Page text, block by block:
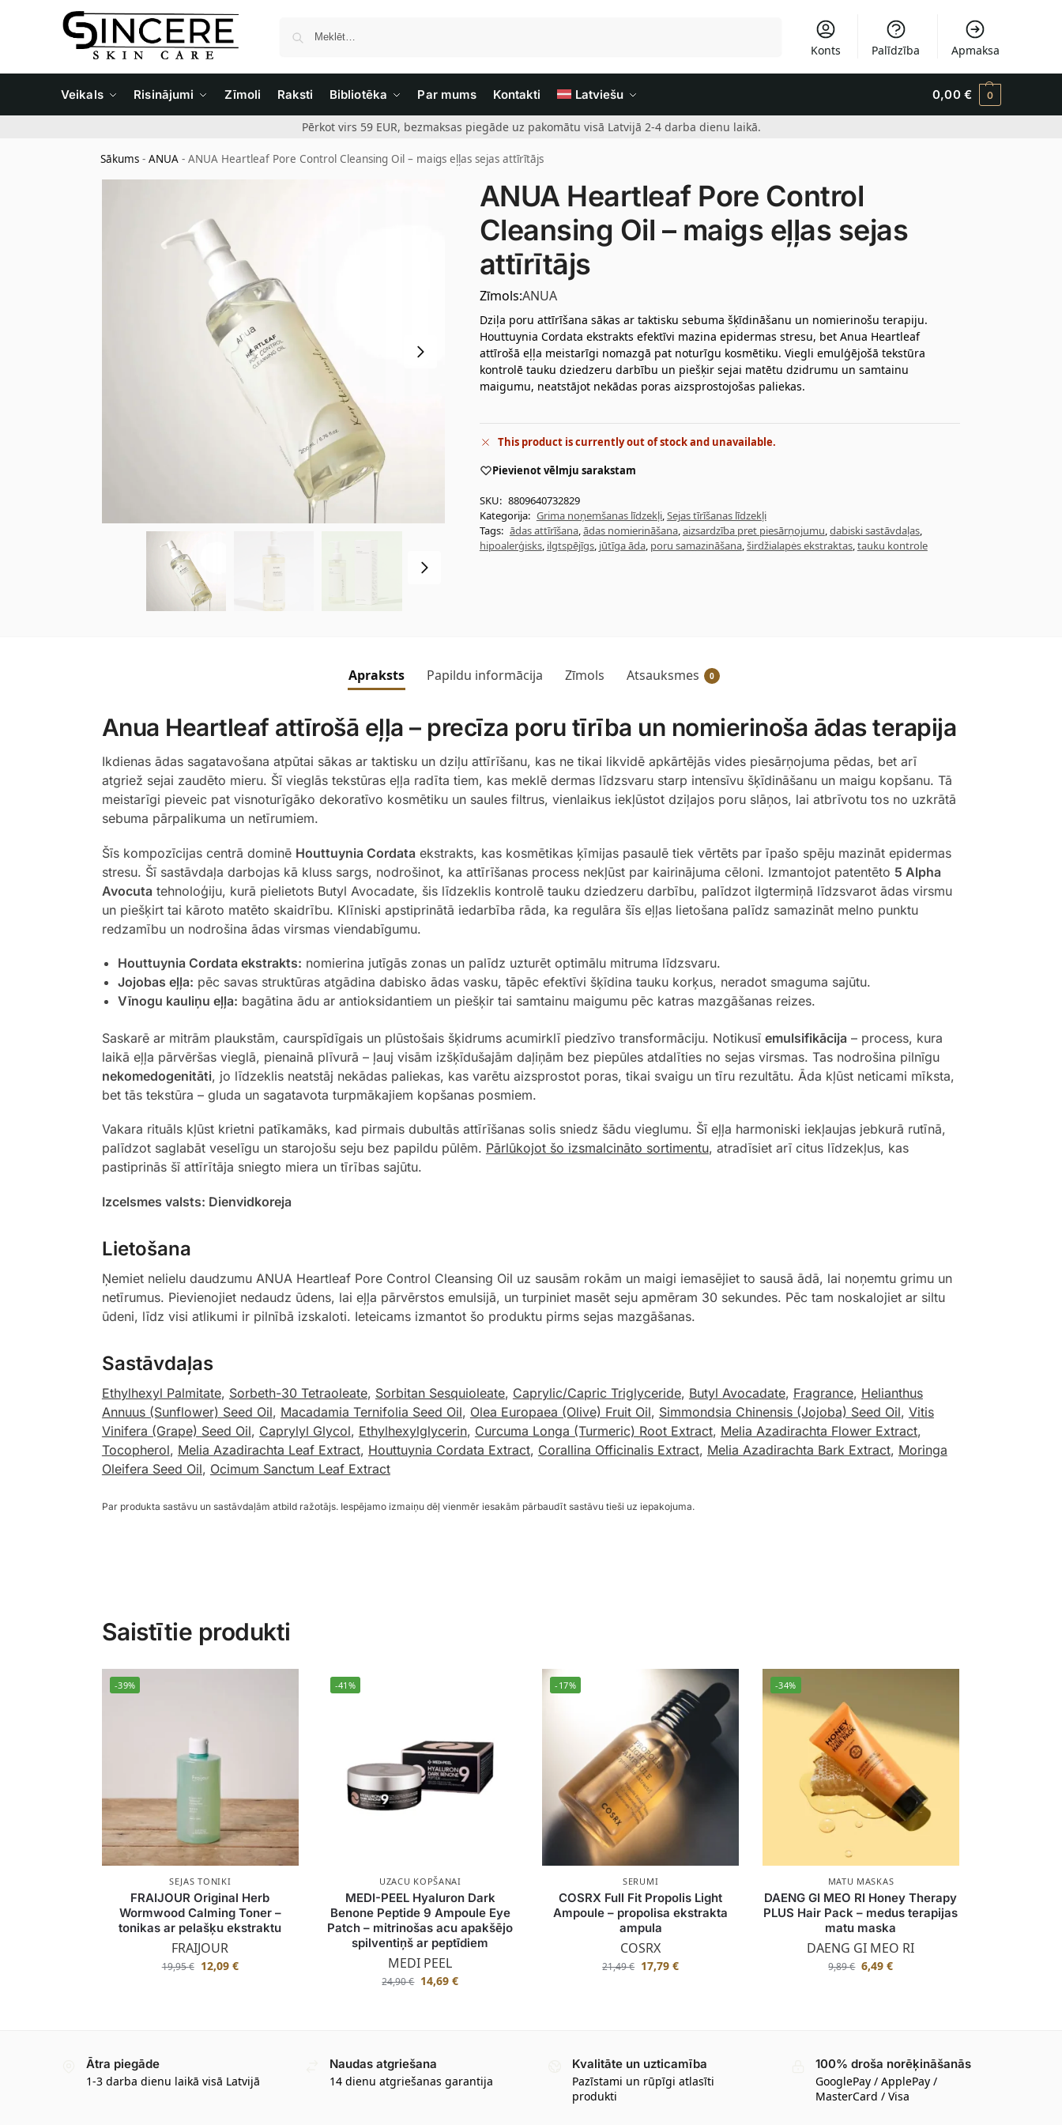
Konts Palīdzība Apmaksa
Veikals Risinājumi Zīmoli Raksti Bibliotēka Par mums Kontakti Latviešu 0,00 € 0
Pērkot virs 59 EUR, bezmaksas piegāde uz pakomātu visā Latvijā 2-4 darba dienu laikā.
Sākums -ANUA -ANUA Heartleaf Pore Control Cleansing Oil – maigs eļļas sejas attīrītājs
ANUA Heartleaf Pore Control
Cleansing Oil – maigs eļļas sejas
attīrītājs
Zīmols:ANUA
Dziļa poru attīrīšana sākas ar taktisku sebuma šķīdināšanu un nomierinošu terapiju.
Houttuynia Cordata ekstrakts efektīvi mazina epidermas stresu, bet Anua Heartleaf
attīrošā eļļa meistarīgi nomazgā pat noturīgu kosmētiku. Viegli emulģējošā tekstūra
kontrolē tauku dziedzeru darbību un piešķir sejai matētu dzidrumu un samtainu
maigumu, neatstājot nekādas poras aizsprostojošas paliekas.
This product is currently out of stock and unavailable.
Pievienot vēlmju sarakstam
SKU: 8809640732829
Kategorija: Grima noņemšanas līdzekļi,Sejas tīrīšanas līdzekļi
Tags: ādas attīrīšana,ādas nomierināšana,aizsardzība pret piesārņojumu,dabiski sastāvdaļas,
hipoalerģisks, ilgtspējīgs, jūtīga āda, poru samazināšana,širdžialapės ekstraktas,tauku kontrole
Apraksts Papildu informācija Zīmols Atsauksmes 0
Anua Heartleaf attīrošā eļļa – precīza poru tīrība un nomierinoša ādas terapija
Ikdienas ādas sagatavošana atpūtai sākas ar taktisku un dziļu attīrīšanu, kas ne tikai likvidē apkārtējās vides piesārņojuma pēdas, bet arī
atgriež sejai zaudēto mieru. Šī vieglās tekstūras eļļa radīta tiem, kas meklē dermas līdzsvaru starp intensīvu šķīdināšanu un maigu kopšanu. Tā
meistarīgi pieveic pat visnoturīgāko dekoratīvo kosmētiku un saules filtrus, vienlaikus iekļūstot dziļajos poru slāņos, lai atbrīvotu tos no uzkrātā
sebuma pārpalikuma un netīrumiem.
Šīs kompozīcijas centrā dominē Houttuynia Cordata ekstrakts, kas kosmētikas ķīmijas pasaulē tiek vērtēts par īpašo spēju mazināt epidermas
stresu. Šī sastāvdaļa darbojas kā kluss sargs, nodrošinot, ka attīrīšanas process nekļūst par kairinājuma cēloni. Izmantojot patentēto 5 Alpha
Avocuta tehnoloģiju, kurā pielietots Butyl Avocadate, šis līdzeklis kontrolē tauku dziedzeru darbību, palīdzot ilgtermiņā līdzsvarot ādas virsmu
un piešķirt tai kāroto matēto skaidrību. Klīniski apstiprinātā iedarbība rāda, ka regulāra šīs eļļas lietošana palīdz samazināt melno punktu
redzamību un nodrošina ādas virsmas viendabīgumu.
Houttuynia Cordata ekstrakts: nomierina jutīgās zonas un palīdz uzturēt optimālu mitruma līdzsvaru.
Jojobas eļļa: pēc savas struktūras atgādina dabisko ādas vasku, tāpēc efektīvi šķīdina tauku korķus, neradot smaguma sajūtu.
Vīnogu kauliņu eļļa: bagātina ādu ar antioksidantiem un piešķir tai samtainu maigumu pēc katras mazgāšanas reizes.
Saskarē ar mitrām plaukstām, caurspīdīgais un plūstošais šķidrums acumirklī piedzīvo transformāciju. Notikusī emulsifikācija – process, kura
laikā eļļa pārvēršas vieglā, pienainā plīvurā – ļauj visām izšķīdušajām daļiņām bez piepūles atdalīties no sejas virsmas. Tas nodrošina pilnīgu
nekomedogenitāti, jo līdzeklis neatstāj nekādas paliekas, kas varētu aizsprostot poras, tikai svaigu un tīru rezultātu. Āda kļūst neticami mīksta,
bet tās tekstūra – gluda un sagatavota turpmākajiem kopšanas posmiem.
Vakara rituāls kļūst krietni patīkamāks, kad pirmais dubultās attīrīšanas solis sniedz šādu vieglumu. Šī eļļa harmoniski iekļaujas jebkurā rutīnā,
palīdzot saglabāt veselīgu un starojošu seju bez papildu pūlēm. Pārlūkojot šo izsmalcināto sortimentu, atradīsiet arī citus līdzekļus, kas
pastiprinās šī attīrītāja sniegto miera un tīrības sajūtu.
Izcelsmes valsts: Dienvidkoreja
Lietošana
Ņemiet nelielu daudzumu ANUA Heartleaf Pore Control Cleansing Oil uz sausām rokām un maigi iemasējiet to sausā ādā, lai noņemtu grimu un
netīrumus. Pievienojiet nedaudz ūdens, lai eļļa pārvērstos emulsijā, un turpiniet masēt seju apmēram 30 sekundes. Pēc tam noskalojiet ar siltu
ūdeni, līdz visi atlikumi ir pilnībā izskaloti. Ieteicams izmantot šo produktu pirms sejas mazgāšanas.
Sastāvdaļas
Ethylhexyl Palmitate, Sorbeth-30 Tetraoleate, Sorbitan Sesquioleate, Caprylic/Capric Triglyceride, Butyl Avocadate, Fragrance, Helianthus
Annuus (Sunflower) Seed Oil, Macadamia Ternifolia Seed Oil, Olea Europaea (Olive) Fruit Oil, Simmondsia Chinensis (Jojoba) Seed Oil, Vitis
Vinifera (Grape) Seed Oil, Caprylyl Glycol, Ethylhexylglycerin, Curcuma Longa (Turmeric) Root Extract, Melia Azadirachta Flower Extract,
Tocopherol, Melia Azadirachta Leaf Extract, Houttuynia Cordata Extract, Corallina Officinalis Extract, Melia Azadirachta Bark Extract, Moringa
Oleifera Seed Oil, Ocimum Sanctum Leaf Extract
Par produkta sastāvu un sastāvdaļām atbild ražotājs. Iespējamo izmaiņu dēļ vienmēr iesakām pārbaudīt sastāvu tieši uz iepakojuma.
Saistītie produkti
-39%
SEJAS TONIKI
FRAIJOUR Original Herb
Wormwood Calming Toner –
tonikas ar pelašķu ekstraktu
FRAIJOUR
19,95€ 12,09 €
-41%
UZACU KOPŠANAI
MEDI-PEEL Hyaluron Dark
Benone Peptide 9 Ampoule Eye
Patch – mitrinošas acu apakšējo
spilventiņš ar peptīdiem
MEDI PEEL
24,90€ 14,69€
-17%
SERUMI
COSRX Full Fit Propolis Light
Ampoule – propolisa ekstrakta
ampula
COSRX
21,49€ 17,79€
-34%
MATU MASKAS
DAENG GI MEO RI Honey Therapy
PLUS Hair Pack – medus terapijas
matu maska
DAENG GI MEO RI
9,89€ 6,49€
Ātra piegāde
1-3 darba dienu laikā visā Latvijā
Naudas atgriešana
14 dienu atgriešanas garantija
Kvalitāte un uzticamība
Pazīstami un rūpīgi atlasīti
produkti
100% droša norēķināšanās
GooglePay / ApplePay /
MasterCard / Visa